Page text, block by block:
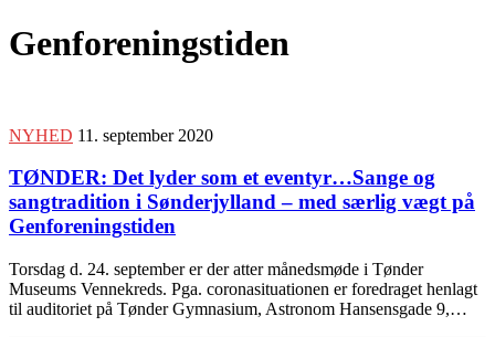
Genforeningstiden
NYHED 11. september 2020
TØNDER: Det lyder som et eventyr…Sange og
sangtradition i Sønderjylland – med særlig vægt på
Genforeningstiden
Torsdag d. 24. september er der atter månedsmøde i Tønder
Museums Vennekreds. Pga. coronasituationen er foredraget henlagt
til auditoriet på Tønder Gymnasium, Astronom Hansensgade 9,…